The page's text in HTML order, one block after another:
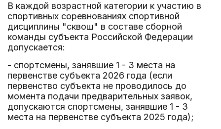
В каждой возрастной категории к участию в
спортивных соревнованиях спортивной
дисциплины "сквош" в составе сборной
команды субъекта Российской Федерации
допускается:
- спортсмены, занявшие 1 - 3 места на
первенстве субъекта 2026 года (если
первенство субъекта не проводилось до
момента подачи предварительных заявок,
допускаются спортсмены, занявшие 1 - 3
места на первенстве субъекта 2025 года);